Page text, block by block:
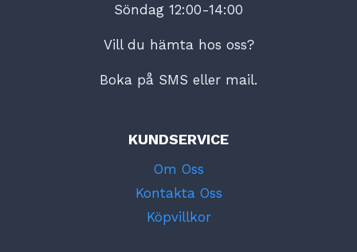
Söndag 12:00-14:00
Vill du hämta hos oss?
Boka på SMS eller mail.
KUNDSERVICE
Om Oss
Kontakta Oss
Köpvillkor